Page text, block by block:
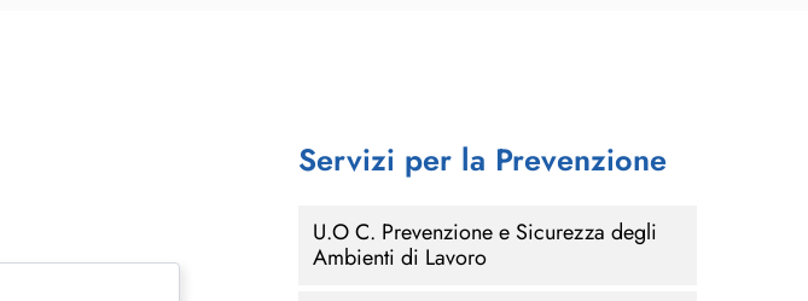
Servizi per la Prevenzione
U.O C. Prevenzione e Sicurezza degli
Ambienti di Lavoro